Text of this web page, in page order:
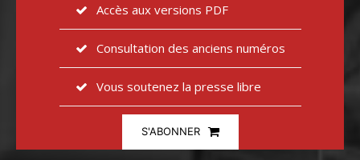
Accès aux versions PDF
Consultation des anciens numéros
Vous soutenez la presse libre
S'ABONNER